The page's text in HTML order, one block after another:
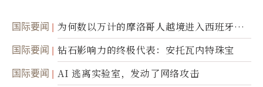
国际要闻
为何数以万计的摩洛哥人越境进入西班牙休
达
国际要闻 钻石影响力的终极代表：安托瓦内特珠宝
国际要闻 AI 逃离实验室，发动了网络攻击